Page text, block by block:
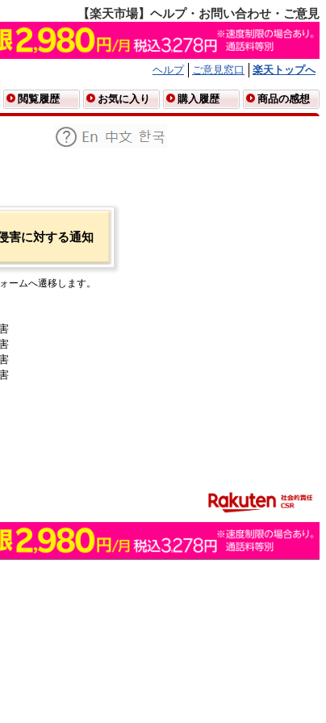
【楽天市場】ヘルプ・お問い合わせ・ご意見
ヘルプ ご意見窓口
楽天トップへ
閲覧履歴 お気に入り 購入履歴 商品の感想
害に対する通知
ームへ遷移します。